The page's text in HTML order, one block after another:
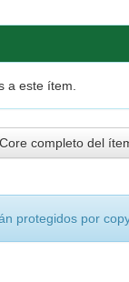
a este ítem.
completo del
protegidos por